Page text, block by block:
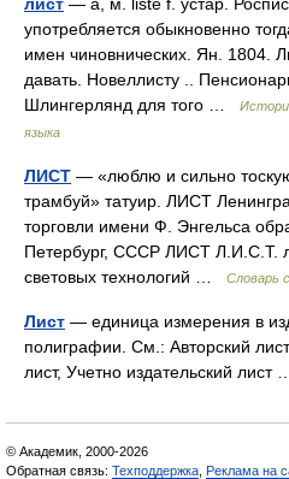
употребляется обыкновенно
имен чиновнических. Ян. 1804.
давать. Новеллисту ..
Шлингерлянд для того …
языка
ЛИСТ — «люблю и сильно
трамбуй» татуир. ЛИСТ
торговли имени Ф. Энгельса
Петербург, СССР ЛИСТ Л.И.С.Т.
световых технологий …
Словарь
Лист — единица измерения в
полиграфии. См.: Авторский
лист, Учетно издательский лист
© Академик, 2000-2026
Обратная связь: Техподдержка Реклама на